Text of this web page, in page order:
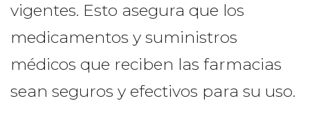
vigentes. Esto asegura que los
medicamentos y suministros
médicos que reciben las farmacias
sean seguros y efectivos para su uso.